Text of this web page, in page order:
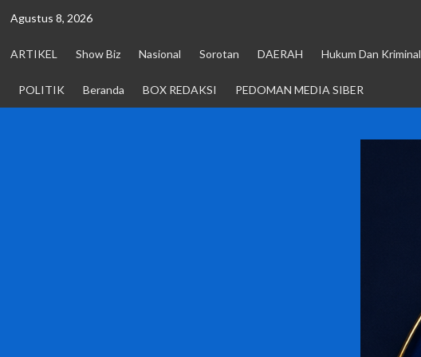
content
Agustus 8, 2026
ARTIKEL Show Biz Nasional Sorotan DAERAH Hukum Dan Kriminal
POLITIK Beranda BOX REDAKSI PEDOMAN MEDIA SIBER